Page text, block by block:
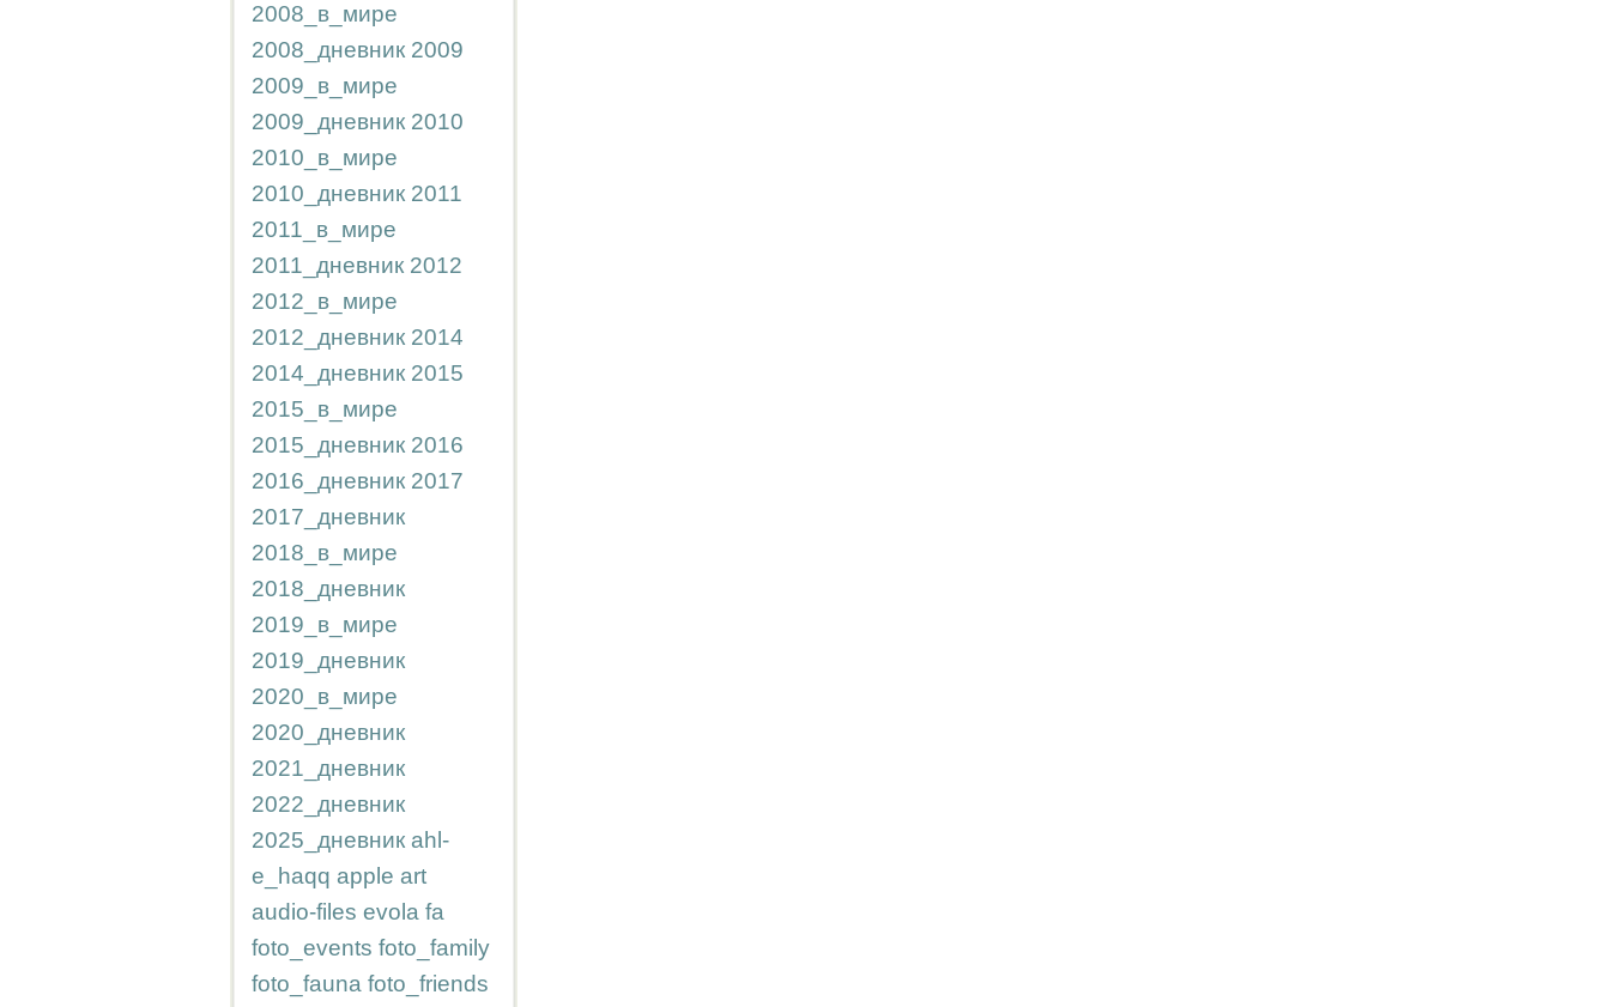
2008_в_мире
2008_дневник 2009
2009_в_мире
2009_дневник 2010
2010_в_мире
2010_дневник 2011
2011_в_мире
2011_дневник 2012
2012_в_мире
2012_дневник 2014
2014_дневник 2015
2015_в_мире
2015_дневник 2016
2016_дневник 2017
2017_дневник
2018_в_мире
2018_дневник
2019_в_мире
2019_дневник
2020_в_мире
2020_дневник
2021_дневник
2022_дневник
2025_дневник ahl-
e_haqq apple art
audio-files evola fa
foto_events foto_family
foto_fauna foto_friends